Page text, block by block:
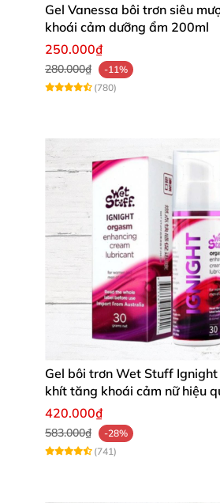
Mua ngay gel bôi trơn
kiệm, mịn màng lâu
Gel Vanessa bôi trơn siêu
khoái cảm dưỡng ẩm 200ml
250.000₫
280.000₫
-11%
(780)
Gel bôi trơn Wet Stuff
khít tăng khoái cảm nữ hiệu
420.000₫
583.000₫
-28%
(741)